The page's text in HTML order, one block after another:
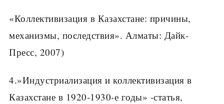
«Коллективизация в Казахстане: причины,
механизмы, последствия». Алматы: Дайк-
Пресс, 2007)
4.»Индустриализация и коллективизация в
Казахстане в 1920-1930-е годы» -статья,